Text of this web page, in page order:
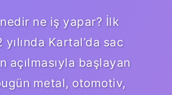
ne iş yapar? İlk
Kartal’da sac
açılmasıyla başlayan
metal, otomotiv,